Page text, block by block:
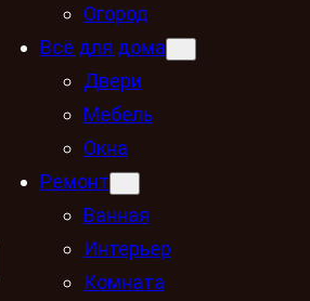
Огород
Всё для дома
Двери
Мебель
Окна
Ремонт
Ванная
Интерьер
Комната